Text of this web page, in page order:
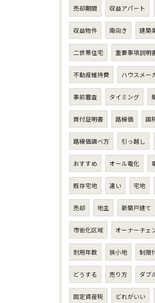
売却期間 収益アパート
収益物件 南向き 建築
二世帯住宅 重要事項説明
不動産維持費 ハウスメー
事前審査 タイミング
買付証明書 路線価 国
路線価調べ方 引っ越し
おすすめ オール電化
既存宅地 違い 宅地
売却 地主 新築戸建て
市街化区域 オーナーチェ
耐用年数 狭小地 制限
どうする 売り方 ダブ
固定資産税 どれがいい